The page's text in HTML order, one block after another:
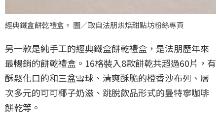
經典鐵盒餅乾禮盒。 圖／取自法朋烘焙甜點坊粉絲專頁
另一款是純手工的經典鐵盒餅乾禮盒，是法朋歷年來
最暢銷的餅乾禮盒。16格裝入8款餅乾共超過60片，有
酥鬆化口的和三盆雪球、清爽酥脆的橙香沙布列、層
次多元的可可椰子奶滋、跳脫飲品形式的曼特寧咖啡
餅乾等。